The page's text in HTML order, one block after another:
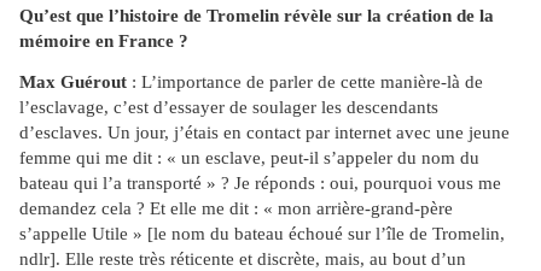
Qu’est que l’histoire de Tromelin révèle sur la création de la
mémoire en France ?
Max Guérout : L’importance de parler de cette manière-là de
l’esclavage, c’est d’essayer de soulager les descendants
d’esclaves. Un jour, j’étais en contact par internet avec une jeune
femme qui me dit : « un esclave, peut-il s’appeler du nom du
bateau qui l’a transporté » ? Je réponds : oui, pourquoi vous me
demandez cela ? Et elle me dit : « mon arrière-grand-père
s’appelle Utile » [le nom du bateau échoué sur l’île de Tromelin,
ndlr]. Elle reste très réticente et discrète, mais, au bout d’un